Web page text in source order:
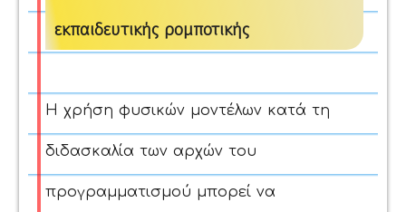
εκπαιδευτικής ρομποτικής
Η χρήση φυσικών μοντέλων κατά τη
διδασκαλία των αρχών του
προγραμματισμού μπορεί να